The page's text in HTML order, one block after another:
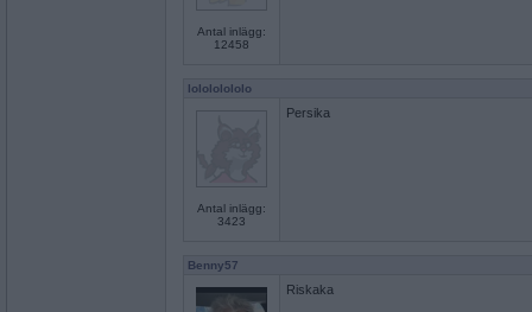
Antal inlägg:
12458
lolololololo
Antal inlägg:
3423
Persika
Benny57
Riskaka